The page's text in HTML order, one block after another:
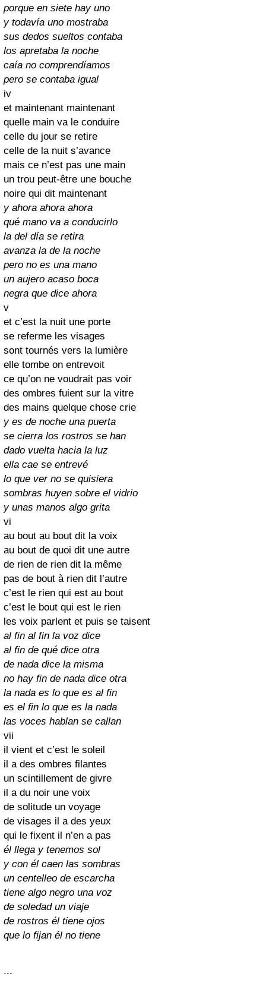
porque en siete hay uno
y todavía uno mostraba
sus dedos sueltos contaba
los apretaba la noche
caía no comprendíamos
pero se contaba igual
iv
et maintenant maintenant
quelle main va le conduire
celle du jour se retire
celle de la nuit s’avance
mais ce n’est pas une main
un trou peut-être une bouche
noire qui dit maintenant
y ahora ahora ahora
qué mano va a conducirlo
la del día se retira
avanza la de la noche
pero no es una mano
un aujero acaso boca
negra que dice ahora
v
et c’est la nuit une porte
se referme les visages
sont tournés vers la lumière
elle tombe on entrevoit
ce qu’on ne voudrait pas voir
des ombres fuient sur la vitre
des mains quelque chose crie
y es de noche una puerta
se cierra los rostros se han
dado vuelta hacia la luz
ella cae se entrevé
lo que ver no se quisiera
sombras huyen sobre el vidrio
y unas manos algo grita
vi
au bout au bout dit la voix
au bout de quoi dit une autre
de rien de rien dit la même
pas de bout à rien dit l’autre
c’est le rien qui est au bout
c’est le bout qui est le rien
les voix parlent et puis se taisent
al fin al fin la voz dice
al fin de qué dice otra
de nada dice la misma
no hay fin de nada dice otra
la nada es lo que es al fin
es el fin lo que es la nada
las voces hablan se callan
vii
il vient et c’est le soleil
il a des ombres filantes
un scintillement de givre
il a du noir une voix
de solitude un voyage
de visages il a des yeux
qui le fixent il n’en a pas
él llega y tenemos sol
y con él caen las sombras
un centelleo de escarcha
tiene algo negro una voz
de soledad un viaje
de rostros él tiene ojos
que lo fijan él no tiene
...